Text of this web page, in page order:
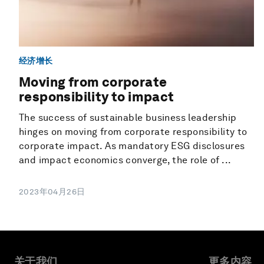
经济增长
Moving from corporate
responsibility to impact
The success of sustainable business leadership
hinges on moving from corporate responsibility to
corporate impact. As mandatory ESG disclosures
and impact economics converge, the role of ...
2023年04月26日
关于我们 更多内容